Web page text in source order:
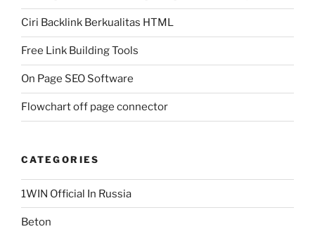
Ciri Backlink Berkualitas HTML
Free Link Building Tools
On Page SEO Software
Flowchart off page connector
CATEGORIES
1WIN Official In Russia
Beton